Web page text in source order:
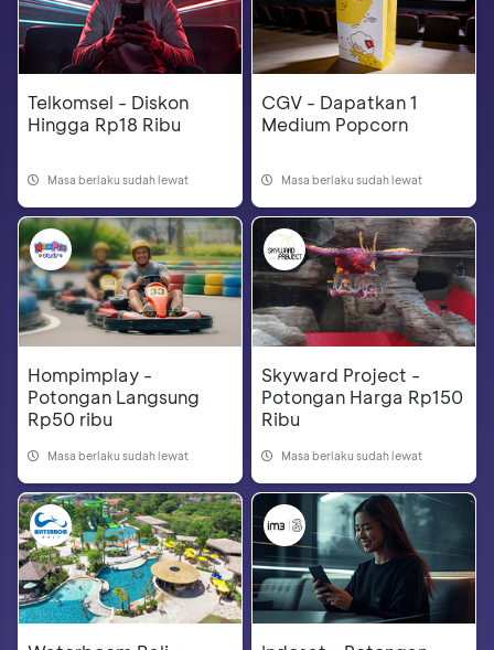
Telkomsel - Diskon
Hingga Rp18 Ribu
Masa berlaku sudah lewat
CGV - Dapatkan 1
Medium Popcorn
Masa berlaku sudah lewat
Hompimplay -
Potongan Langsung
Rp50 ribu
Masa berlaku sudah lewat
Skyward Project -
Potongan Harga Rp150
Ribu
Masa berlaku sudah lewat